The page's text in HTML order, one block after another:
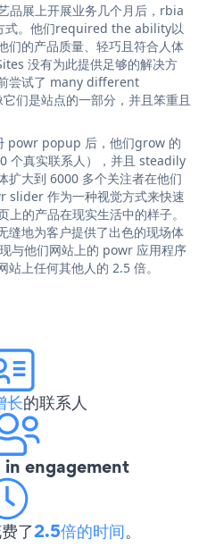
品展上开展业务几个月后，rbia
式。他们required the ability以
们的产品质量、轻巧且符合人体
没有为此提供足够的解决方
尝试了 many different
们是站点的一部分，并且笨重且
powr popup 后，他们grow 的
个真实联系人），并且 steadily
扩大到 6000 多个关注者在他们
slider 作为一种视觉方式来快速
的产品在现实生活中的样子。
缝地为客户提供了出色的现场体
与他们网站上的 powr 应用程序
上任何其他人的 2.5 倍。
长的联系人
in engagement
了2.5倍的时间。